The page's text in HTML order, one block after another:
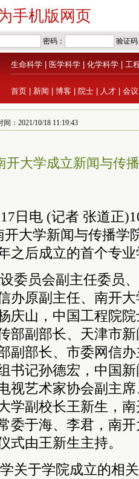
手机版网页
生命科学 医学科学 化学科学 工
首页 新闻 博客 院士 人才 会议
间：2021/10/18 11:19:43
开大学成立新闻与传
日电 (记者 张道正
开大学新闻与传播学
之后成立的首个专
委员会副主任委员
办原副主任、南开
庆山，中国工程院
部副部长、天津市
副部长、市委网信
书记孙德宏，中国
视艺术家协会副 主席
学副校长王新生，
委于海、李君，南
式由王新生主持。
关于学院成立的相